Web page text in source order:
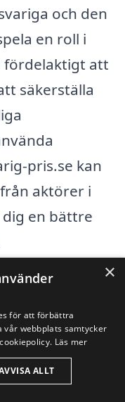
och den
en roll i
fördelaktigt att
säkerställa
pris.se kan
aktörer i
en bättre
priset på en
att bero på en
specifika krav,
samt
att
×
för att förbättra
vår webbplats samtycker
Läs mer
ALLT